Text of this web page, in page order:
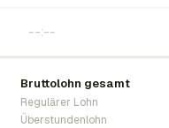
Bruttolohn gesamt
Regulärer Lohn
Überstundenlohn